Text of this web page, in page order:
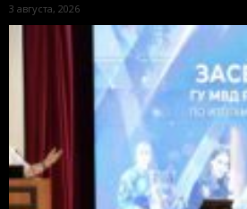
3 августа, 2026